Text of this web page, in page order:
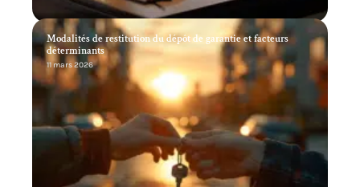
Modalités de restitution du dépôt de garantie et facteurs
déterminants
11 mars 2026